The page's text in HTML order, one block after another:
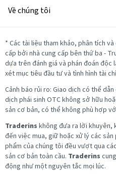
Về chúng tôi
* Các tài liệu tham khảo, phân tích
cấp bởi nhà cung cấp bên thứ ba -
dựa trên đánh giá và phán đoán độc
xét mục tiêu đầu tư và tình hình tài
Cảnh báo rủi ro: Giao dịch có thể
dịch phái sinh OTC không sở hữu
sản cơ bản, có thể không phù hợp
Traderins không đưa ra lời khuyên,
đến việc mua, giữ hoặc xử lý các
phẩm của chúng tôi đều vượt qua
sản cơ bản toàn cầu. Traderins
động như một nguyên tắc mọi lúc.